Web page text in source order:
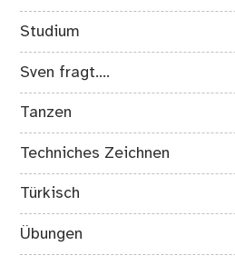
Studium
Sven fragt….
Tanzen
Techniches Zeichnen
Türkisch
Übungen